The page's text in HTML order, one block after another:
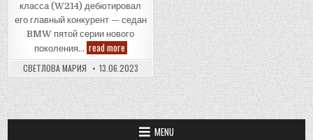
класса (W214) дебютировал
его главный конкурент — седан
BMW пятой серии нового
поколения… read moreПредставлен
новый
седан
BMW
пятой
серии
(включая
BMW
i5)
СВЕТЛОВА МАРИЯ 13.06.2023
MENU